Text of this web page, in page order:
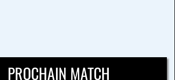
PROCHAIN MATCH